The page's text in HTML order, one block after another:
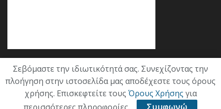
Κατηγορίες
ΕΠΙΚΑΙΡΟΤΗΤΑ
Σεβόμαστε την ιδιωτικότητά σας. Συνεχίζοντας την
πλοήγηση στην ιστοσελίδα μας αποδέχεστε τους όρους
χρήσης. Επισκεφτείτε τους Όρους Χρήσης για